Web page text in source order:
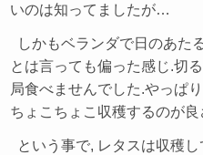
いのは知ってましたが…
しかもベランダで日のあた
とは言っても偏った感じ.切
局食べませんでした.やっぱ
ちょこちょこ収穫するのが
という事で, レタスは収穫